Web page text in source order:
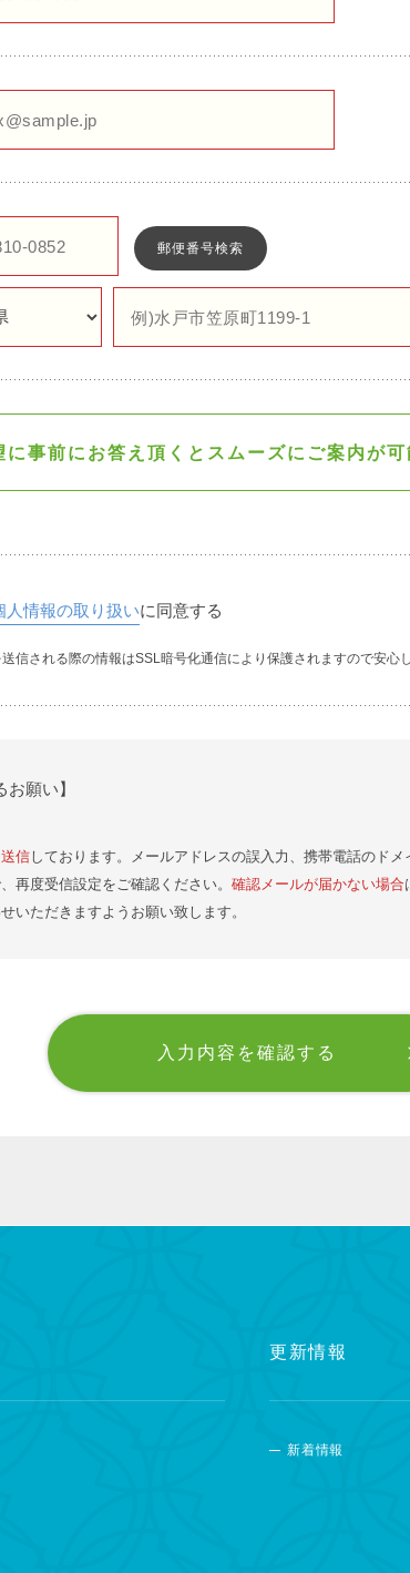
郵便番号検索
に事前にお答え頂くと スムーズにご案内が可
人情報の取り扱いに同意する
送信される際の情報はSSL暗号化通信により保護されますので安心
願い】
信しております。メールアドレスの誤入力、携帯電話のド
再度受信設定をご確認ください。 確認メールが届かない場合
いただきますようお願い致します。
更新情報
新着情報